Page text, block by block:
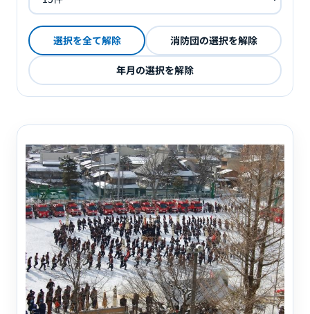
選択を全て解除 消防団の選択を解除
年月の選択を解除